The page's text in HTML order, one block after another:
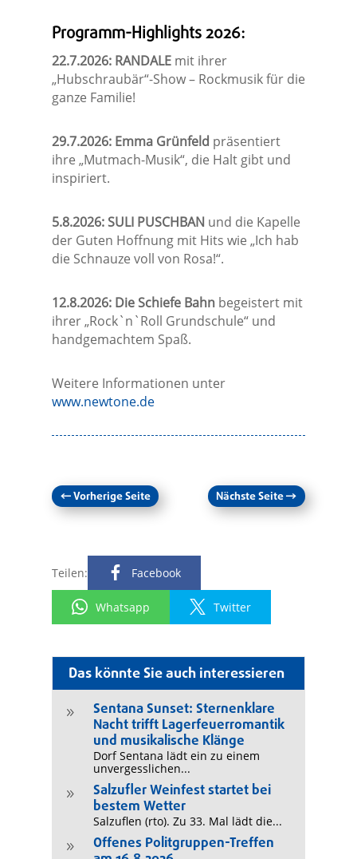
Das könnte Sie auch interessieren
9
Sentana Sunset: Sternenklare
Nacht trifft Lagerfeuerromantik
und musikalische Klänge
Dorf Sentana lädt ein zu einem
unvergesslichen...
9
Salzufler Weinfest startet bei
bestem Wetter
Salzuflen (rto). Zu 33. Mal lädt die...
9
Offenes Politgruppen-Treffen
Programm-Highlights 2026:
22.7.2026: RANDALEmit ihrer
„Hubschraubär“-Show – Rockmusik für die
ganze Familie!
29.7.2026: Emma Grünfeld präsentiert
ihre „Mutmach-Musik“, die Halt gibt und
inspiriert.
5.8.2026: SULI PUSCHBAN und die Kapelle
der Guten Hoffnung mit Hits wie „Ich hab
die Schnauze voll von Rosa!“.
12.8.2026: Die Schiefe Bahn begeistert mit
ihrer „Rock`n`Roll Grundschule“ und
handgemachtem Spaß.
Weitere Informationen unter
www.newtone.de
←Vorherige Seite Nächste Seite→
Teilen: Facebook
Whatsapp Twitter